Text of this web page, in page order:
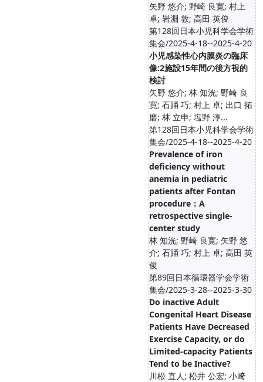
矢野 悠介; 野崎 良寛; 村上
卓; 岩淵 敦; 高田 英俊
第128回日本小児科学会学術
集会/2025-4-18--2025-4-20
小児感染性心内膜炎の臨床
像:2施設15年間の後方視的
検討
矢野 悠介; 林 知洸; 野崎 良
寛; 石踊 巧; 村上 卓; 出口 拓
磨; 林 立申; 塩野 淳...
第128回日本小児科学会学術
集会/2025-4-18--2025-4-20
Prevalence of iron
deficiency without
anemia in pediatric
patients after Fontan
procedure：A
retrospective single-
center study
林 知洸; 野崎 良寛; 矢野 悠
介; 石踊 巧; 村上 卓; 高田 英
俊
第89回日本循環器学会学術
集会/2025-3-28--2025-3-30
Do inactive Adult
Congenital Heart Disease
Patients Have Decreased
Exercise Capacity, or do
Limited-capacity Patients
Tend to be Inactive?
川松 直人; 松井 公宏; 小﨑